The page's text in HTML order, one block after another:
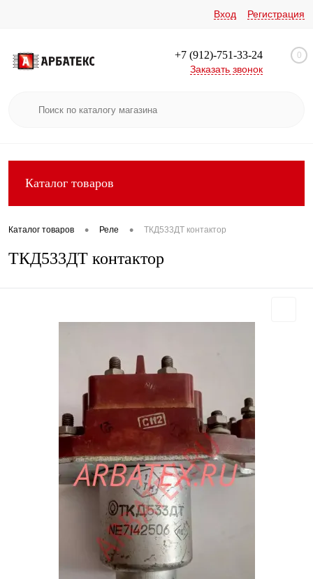
Вход Регистрация
+7 (912)-751-33-24
Заказать звонок
0
Каталог товаров
Каталог товаров • Реле • ТКД533ДТ контактор
ТКД533ДТ контактор